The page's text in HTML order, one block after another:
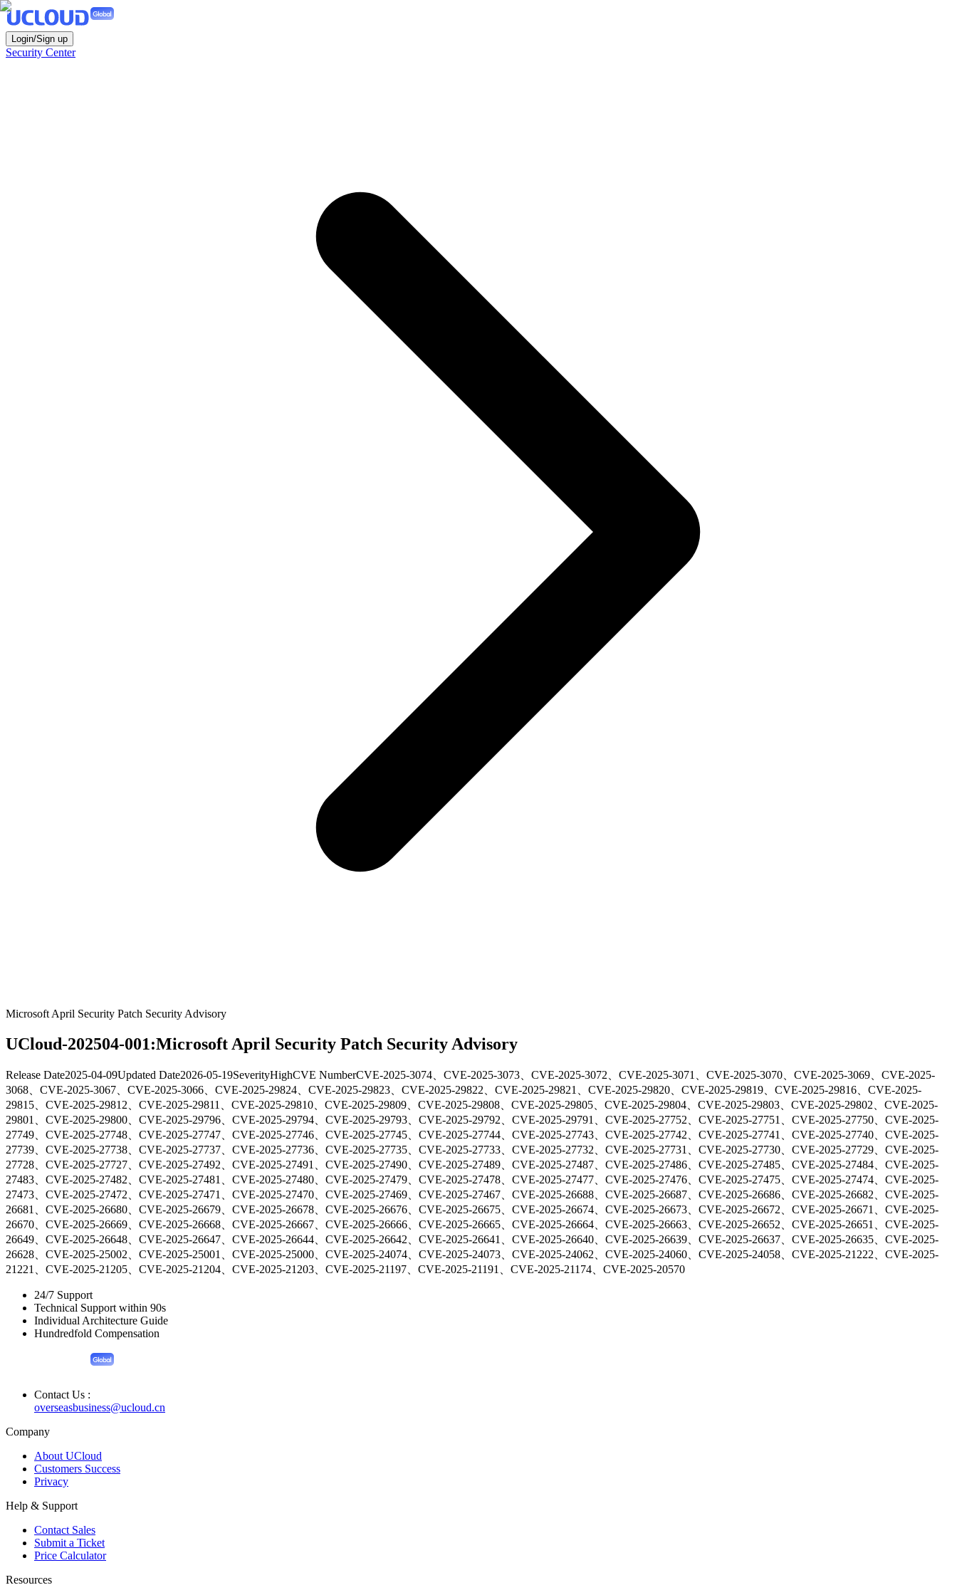
Login/Sign up
Security Center
Microsoft April Security Patch Security Advisory
UCloud-202504-001:Microsoft April Security Patch Security Advisory
Release Date2025-04-09Updated Date2026-05-19SeverityHighCVE NumberCVE-2025-3074、CVE-2025-3073、CVE-2025-3072、CVE-2025-3071、CVE-2025-3070、CVE-2025-3069、CVE-2025-
3068、CVE-2025-3067、CVE-2025-3066、CVE-2025-29824、CVE-2025-29823、CVE-2025-29822、CVE-2025-29821、CVE-2025-29820、CVE-2025-29819、CVE-2025-29816、CVE-2025-
29815、CVE-2025-29812、CVE-2025-29811、CVE-2025-29810、CVE-2025-29809、CVE-2025-29808、CVE-2025-29805、CVE-2025-29804、CVE-2025-29803、CVE-2025-29802、CVE-2025-
29801、CVE-2025-29800、CVE-2025-29796、CVE-2025-29794、CVE-2025-29793、CVE-2025-29792、CVE-2025-29791、CVE-2025-27752、CVE-2025-27751、CVE-2025-27750、CVE-2025-
27749、CVE-2025-27748、CVE-2025-27747、CVE-2025-27746、CVE-2025-27745、CVE-2025-27744、CVE-2025-27743、CVE-2025-27742、CVE-2025-27741、CVE-2025-27740、CVE-2025-
27739、CVE-2025-27738、CVE-2025-27737、CVE-2025-27736、CVE-2025-27735、CVE-2025-27733、CVE-2025-27732、CVE-2025-27731、CVE-2025-27730、CVE-2025-27729、CVE-2025-
27728、CVE-2025-27727、CVE-2025-27492、CVE-2025-27491、CVE-2025-27490、CVE-2025-27489、CVE-2025-27487、CVE-2025-27486、CVE-2025-27485、CVE-2025-27484、CVE-2025-
27483、CVE-2025-27482、CVE-2025-27481、CVE-2025-27480、CVE-2025-27479、CVE-2025-27478、CVE-2025-27477、CVE-2025-27476、CVE-2025-27475、CVE-2025-27474、CVE-2025-
27473、CVE-2025-27472、CVE-2025-27471、CVE-2025-27470、CVE-2025-27469、CVE-2025-27467、CVE-2025-26688、CVE-2025-26687、CVE-2025-26686、CVE-2025-26682、CVE-2025-
26681、CVE-2025-26680、CVE-2025-26679、CVE-2025-26678、CVE-2025-26676、CVE-2025-26675、CVE-2025-26674、CVE-2025-26673、CVE-2025-26672、CVE-2025-26671、CVE-2025-
26670、CVE-2025-26669、CVE-2025-26668、CVE-2025-26667、CVE-2025-26666、CVE-2025-26665、CVE-2025-26664、CVE-2025-26663、CVE-2025-26652、CVE-2025-26651、CVE-2025-
26649、CVE-2025-26648、CVE-2025-26647、CVE-2025-26644、CVE-2025-26642、CVE-2025-26641、CVE-2025-26640、CVE-2025-26639、CVE-2025-26637、CVE-2025-26635、CVE-2025-
26628、CVE-2025-25002、CVE-2025-25001、CVE-2025-25000、CVE-2025-24074、CVE-2025-24073、CVE-2025-24062、CVE-2025-24060、CVE-2025-24058、CVE-2025-21222、CVE-2025-
21221、CVE-2025-21205、CVE-2025-21204、CVE-2025-21203、CVE-2025-21197、CVE-2025-21191、CVE-2025-21174、CVE-2025-20570
24/7 Support
Technical Support within 90s
Individual Architecture Guide
Hundredfold Compensation
Contact Us :
overseasbusiness@ucloud.cn
Company
About UCloud
Customers Success
Privacy
Help & Support
Contact Sales
Submit a Ticket
Price Calculator
Resources